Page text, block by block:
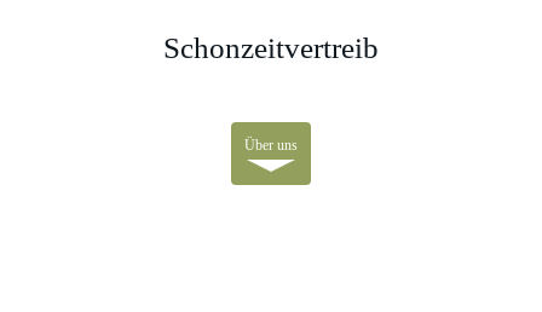
Schonzeitvertreib
Über uns